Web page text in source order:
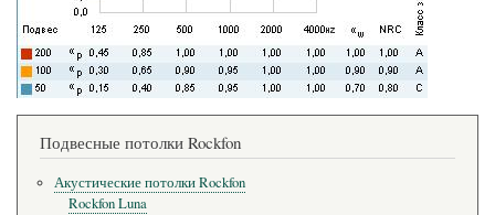
Подвесные потолки Rockfon
Акустические потолки Rockfon
Rockfon Luna